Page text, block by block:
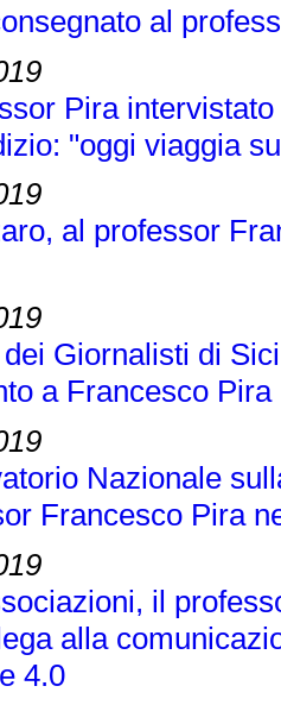
al
Pira
"oggi viaggia
al professor
Giornalisti di
a Francesco Pira
Nazionale
Francesco Pira
il
alla
4.0